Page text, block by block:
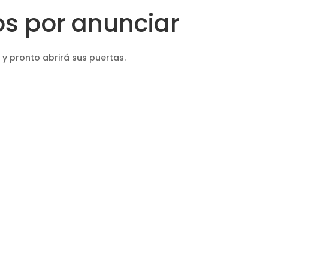
por anunciar
pronto abrirá sus puertas.